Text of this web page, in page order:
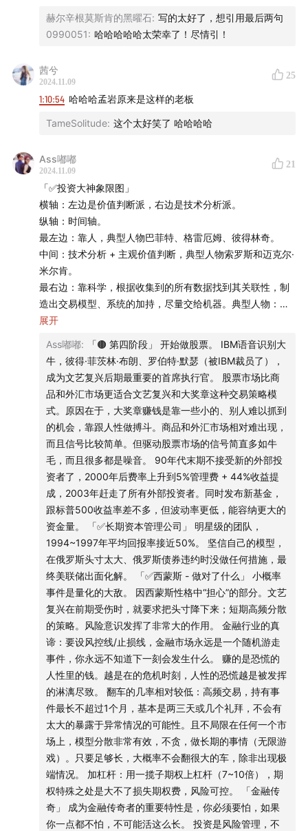
准备的全部资料+注释
肖小跑： 宏观经济分析师，金融市场和科技业界连续创业
者，《墙裂坛》《文理两开花》播客主播。已出版：《羊
刻： 大卫翁
🚁 时间戳
前传
什么是量化投资？西蒙斯所代表的投资风格，在投
资世界里属于哪一派？
投资大神象限图：横轴左边是价值判断派，横轴右
边是技术分析派，纵轴是时间轴（此处包含众多人名，请
大家不要慌张！文稿区下滑都有介绍！）
投资界的「奥本海默」：无与伦比的学术成就 + 无
与伦比的人格魅力（薅人能力）
23岁名校博士毕业，26岁忙着帮美国国防部破译苏
联加密系统，30 岁受邀建立大学数学系，38 岁拿到几何
学领域顶级奖项
40 岁中年发疯，从学术界转行投资界，西蒙斯，你
怎么了？
第一阶段
1978年，传奇开端，一家名为 Money Metrics 的
奇葩公司诞生了
文艺复兴英雄榜第一位登场：鲍姆，西蒙斯破译苏
联密码时期的老搭档
本来该去买外汇的算法，却买下了一堆土豆合约 🥔
西蒙斯学到的第一课，为他埋下了担忧的种子
在相信人还是相信机器之间反复横跳的西蒙斯，与
大事件频出的80年代初
小结
赫尔辛根莫斯肯的黑曜石: 写的太好了，想引用最后两句
0990051: 哈哈哈哈哈太荣幸了！尽情引！
茜兮
2024.11.09
25
1:10:54 哈哈哈孟岩原来是这样的老板
TameSolitude: 这个太好笑了 哈哈哈哈
Ass嘟嘟
2024.11.09
21
「✅投资大神象限图」
横轴：左边是价值判断派，右边是技术分析派。
纵轴：时间轴。
最左边：靠人，典型人物巴菲特、格雷厄姆、彼得林奇。
中间：技术分析 + 主观价值判断，典型人物索罗斯和迈克尔·
米尔肯。
最右边：靠科学，根据收集到的所有数据找到其关联性，制
造出交易模型、系统的加持，尽量交给机器。典型人物：西
蒙斯。
「✅吉姆·西蒙斯」
数学家出身、对冲基金界的传奇人物（文艺复兴科技公司、
大奖章基金）。
传记《战胜市场的人》。
投资界的「奥本海默」，知识上有足够的高度，人格上又有
足够的魅力。
洞察人性，赚的是（恐慌的人）人性的钱。
一个完全依靠机器和信号的量化投资者，反而是最通人性
的。
性格：非常爱钱，但不是一个物欲很高的人，财富是证明自
己的一种手段。
人事的变动在文艺复兴贯穿整个始终。
「🟤 第一阶段」
1978年，创办了Money Metrics 公司。
1982年，改名为文艺复兴科技公司。
70年代~80年代初，在相信人和相信机器算法之间反复横
跳。
1）列尼 · 鲍姆
背景：计算机发展水平（手抄），布雷顿森林体系瓦解。
虽然在用量化做投资，但结果可能会因一些量化无法估计到
的不可抗力而遭受损失。不是完全相信系统。
1984年，美国国债暴跌之前，一直在靠偏事件驱动和基本面
驱动做投资。
金融投资很多时候很残酷，长期可能是对的，但在短期如果
触及到平仓线或风控线，就必须得清仓。基本面投资的问题
在于，你自己长期的看法很多时候不重要，会被很多短期的
市场因素所制约。
大佬之所以成为大佬，是早期遇到的各种问题总结的经验没
展开
Ass嘟嘟:
「🟤 第四阶段」 开始做股票。 IBM语音识别大
牛，彼得·菲茨林·布朗、罗伯特·默瑟（被IBM裁员了），
成为文艺复兴后期最重要的首席执行官。 股票市场比商
品和外汇市场更适合文艺复兴和大奖章这种交易策略模
式。原因在于，大奖章赚钱是靠一些小的、别人难以抓到
的机会，靠跟人性做搏斗。商品和外汇市场相对难出现，
而且信号比较简单。但驱动股票市场的信号简直多如牛
毛，而且很多都是噪音。 90年代末期不接受新的外部投
资者了，2000年后费率上升到5%管理费 + 44%收益提
成，2003年赶走了所有外部投资者。同时发布新基金，
跟标普500收益率差不多，但波动率更低，能容纳更大的
资金量。 「✅长期资本管理公司」 明星级的团队，
1994~1997年平均回报率接近50%。 坚信自己的模型，
在俄罗斯头寸太大、俄罗斯债券违约时没做任何措施，最
终美联储出面化解。 「✅西蒙斯 - 做对了什么」 小概率
事件是量化的大敌。 因西蒙斯性格中“担心”的部分。文艺
复兴在前期受伤时，就要求把头寸降下来；短期高频分散
的策略。风险意识发挥了非常大的作用。 金融行业的真
谛：要设风控线/止损线，金融市场永远是一个随机游走
事件，你永远不知道下一刻会发生什么。 赚的是恐慌的
人性里的钱。越是在的危机时刻，人性的恐慌越是被发挥
的淋漓尽致。 翻车的几率相对较低：高频交易，持有事
件最长不超过1个月，基本是两三天或几个礼拜，不会有
太大的暴露于异常情况的可能性。且不局限在任何一个市
场上，模型分散非常有效，不贪，做长期的事情（无限游
戏）。只要足够长，大概率不会翻很大的车，除非出现极
端情况。 加杠杆：用一揽子期权上杠杆（7~10倍），期
权特殊之处是大不了损失期权费，风险可控。 「金融传
奇」 成为金融传奇者的重要特性是，你必须要怕，如果
你一点都不怕，不可能活这么长。 投资是风险管理，不